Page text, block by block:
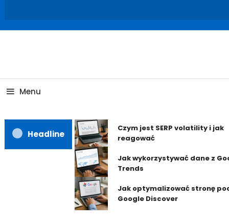
Menu
Headline
Czym jest SERP volatility i jak
reagować
Jak wykorzystywać dane z
Trends
Jak optymalizować stronę
Google Discover